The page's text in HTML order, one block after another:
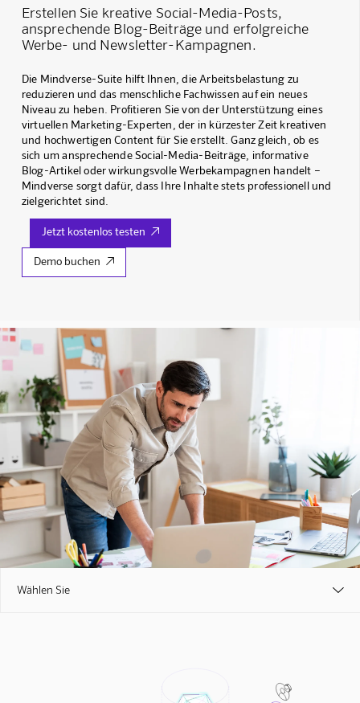
Erstellen Sie kreative Social-Media-Posts,
ansprechende Blog-Beiträge und erfolgreiche
Werbe- und Newsletter-Kampagnen.
Die Mindverse-Suite hilft Ihnen, die Arbeitsbelastung zu
reduzieren und das menschliche Fachwissen auf ein neues
Niveau zu heben. Profitieren Sie von der Unterstützung eines
virtuellen Marketing-Experten, der in kürzester Zeit kreativen
und hochwertigen Content für Sie erstellt. Ganz gleich, ob es
sich um ansprechende Social-Media-Beiträge, informative
Blog-Artikel oder wirkungsvolle Werbekampagnen handelt –
Mindverse sorgt dafür, dass Ihre Inhalte stets professionell und
zielgerichtet sind.
Jetzt kostenlos testen 
Demo buchen 
Wählen Sie 